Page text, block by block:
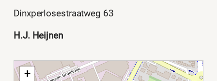
Dinxperlosestraatweg 63
H.J. Heijnen
+